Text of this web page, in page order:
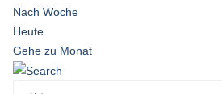
Nach Woche
Heute
Gehe zu Monat